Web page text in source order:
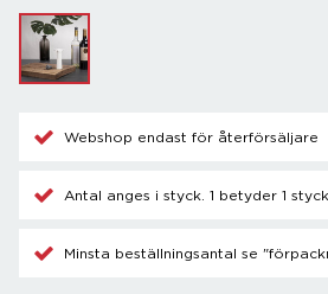
Webshop endast för återförsäljare
Antal anges i styck. 1 betyder 1
Minsta beställningsantal se